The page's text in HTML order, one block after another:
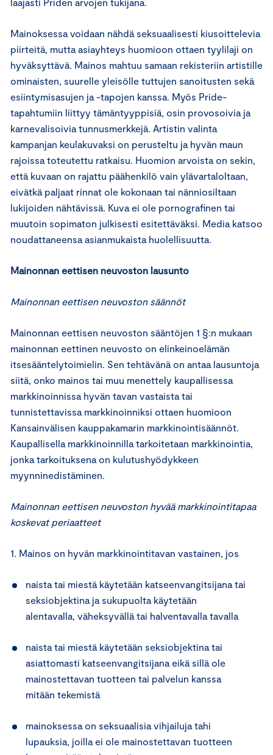
Mainoksessa voidaan nähdä seksuaalisesti kiusoittelevia
piirteitä, mutta asiayhteys huomioon ottaen tyylilaji on
hyväksyttävä. Mainos mahtuu samaan rekisteriin artistille
ominaisten, suurelle yleisölle tuttujen sanoitusten sekä
esiintymisasujen ja -tapojen kanssa. Myös Pride-
tapahtumiin liittyy tämäntyyppisiä, osin provosoivia ja
karnevalisoivia tunnusmerkkejä. Artistin valinta
kampanjan keulakuvaksi on perusteltu ja hyvän maun
rajoissa toteutettu ratkaisu. Huomion arvoista on sekin,
että kuvaan on rajattu päähenkilö vain ylävartaloltaan,
eivätkä paljaat rinnat ole kokonaan tai nänniosiltaan
lukijoiden nähtävissä. Kuva ei ole pornografinen tai
muutoin sopimaton julkisesti esitettäväksi. Media katsoo
noudattaneensa asianmukaista huolellisuutta.
Mainonnan eettisen neuvoston lausunto
Mainonnan eettisen neuvoston säännöt
Mainonnan eettisen neuvoston sääntöjen 1 §:n mukaan
mainonnan eettinen neuvosto on elinkeinoelämän
itsesääntelytoimielin. Sen tehtävänä on antaa lausuntoja
siitä, onko mainos tai muu menettely kaupallisessa
markkinoinnissa hyvän tavan vastaista tai
tunnistettavissa markkinoinniksi ottaen huomioon
Kansainvälisen kauppakamarin markkinointisäännöt.
Kaupallisella markkinoinnilla tarkoitetaan markkinointia,
jonka tarkoituksena on kulutushyödykkeen
myynninedistäminen.
Mainonnan eettisen neuvoston hyvää markkinointitapaa
koskevat periaatteet
1. Mainos on hyvän markkinointitavan vastainen, jos
naista tai miestä käytetään katseenvangitsijana tai
seksiobjektina ja sukupuolta käytetään
alentavalla, väheksyvällä tai halventavalla tavalla
naista tai miestä käytetään seksiobjektina tai
asiattomasti katseenvangitsijana eikä sillä ole
mainostettavan tuotteen tai palvelun kanssa
mitään tekemistä
mainoksessa on seksuaalisia vihjailuja tahi
lupauksia, joilla ei ole mainostettavan tuotteen